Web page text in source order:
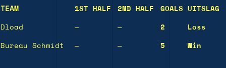
TEAM 1ST HALF 2ND HALF GOALS UITSLAG
Dload — — 2 Loss
Bureau Schmidt — — 5 Win